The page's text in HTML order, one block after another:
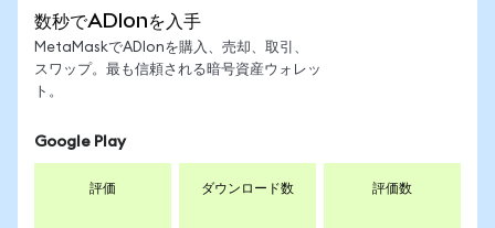
数秒でADIonを入手
MetaMaskでADIonを購入、売却、取引、
スワップ。最も信頼される暗号資産ウォレッ
ト。
Google Play
評価 ダウンロード数 評価数